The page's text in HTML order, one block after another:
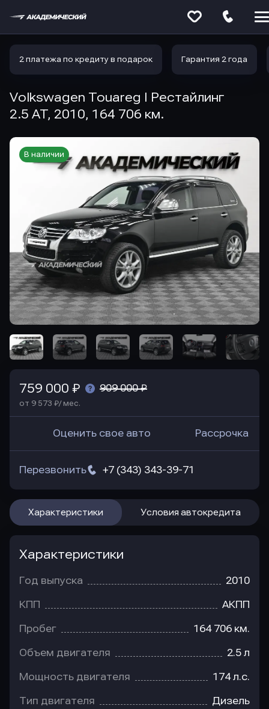
2 платежа по кредиту в подарок Гарантия 2 года
Volkswagen Touareg I Рестайлинг
2.5 AT, 2010, 164 706 км.
В наличии
759 000 ₽ 909 000 ₽
от 9 573 ₽/ мес.
Оценить свое авто Рассрочка
+7 (343) 343-39-71
Перезвонить
Характеристики Условия автокредита
Характеристики
Год выпуска 2010
КПП АКПП
Пробег 164 706 км.
Объем двигателя 2.5 л
Мощность двигателя 174 л.с.
Тип двигателя Дизель